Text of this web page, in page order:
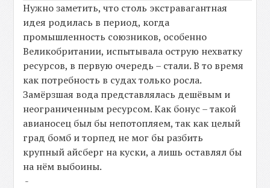
Нужно заметить, что столь экстравагантная
идея родилась в период, когда
промышленность союзников, особенно
Великобритании, испытывала острую нехватку
ресурсов, в первую очередь – стали. В то время
как потребность в судах только росла.
Замёрзшая вода представлялась дешёвым и
неограниченным ресурсом. Как бонус – такой
авианосец был бы непотопляем, так как целый
град бомб и торпед не мог бы разбить
крупный айсберг на куски, а лишь оставлял бы
на нём выбоины.
-